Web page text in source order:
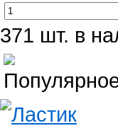
371 шт. в